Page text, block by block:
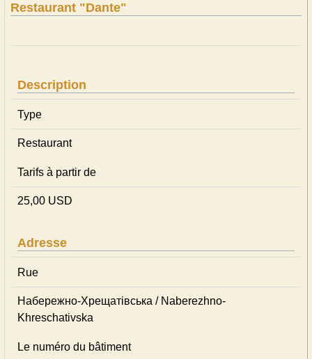
Restaurant "Dante"
Description
Type
Restaurant
Tarifs à partir de
25,00 USD
Adresse
Rue
Набережно-Хрещатівська / Naberezhno-
Khreschativska
Le numéro du bâtiment